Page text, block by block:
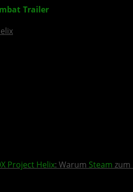
Trailer
Project Helix: Warum Steam zum